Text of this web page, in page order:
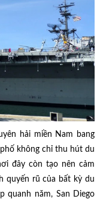
hải miền Nam bang
không chỉ thu hút du
đây còn tạo nên cảm
quyến rũ của bất kỳ du
quanh năm, San Diego